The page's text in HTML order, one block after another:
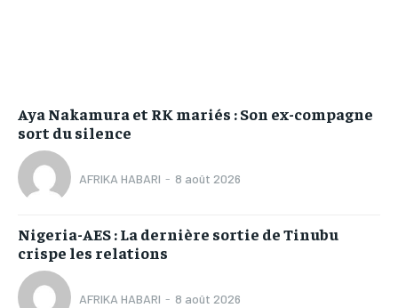
Aya Nakamura et RK mariés : Son ex-compagne
sort du silence
AFRIKA HABARI - 8 août 2026
Nigeria-AES : La dernière sortie de Tinubu
crispe les relations
AFRIKA HABARI - 8 août 2026